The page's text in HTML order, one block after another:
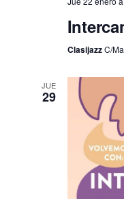
ClasijazzC/
JUE
29